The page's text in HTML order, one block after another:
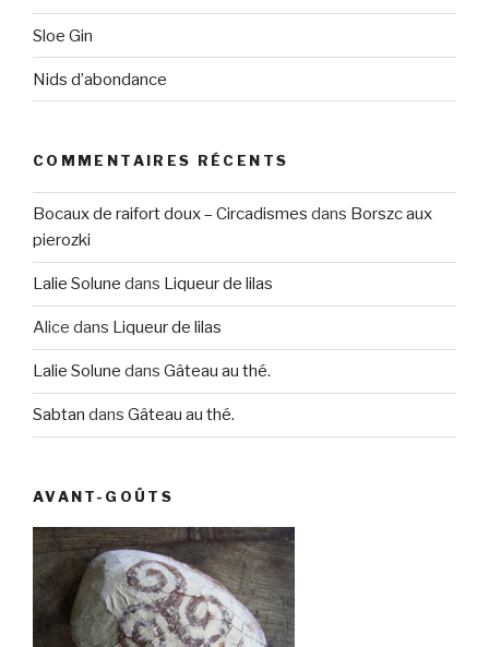
Sloe Gin
Nids d’abondance
COMMENTAIRES RÉCENTS
Bocaux de raifort doux – Circadismes dans Borszc aux
pierozki
Lalie Solune dans Liqueur de lilas
Alice dans Liqueur de lilas
Lalie Solune dans Gâteau au thé.
Sabtan dans Gâteau au thé.
AVANT-GOÛTS